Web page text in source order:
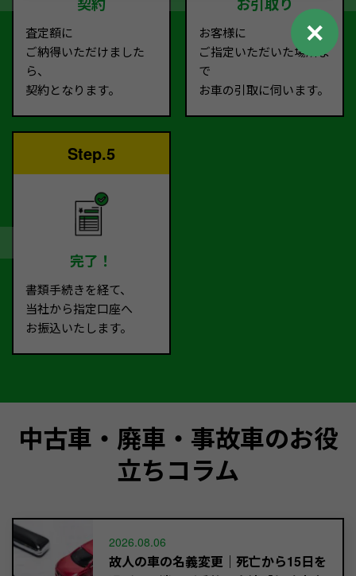
査定額に
ご納得いただけました
ら、
契約となります。
お客様に
ご指定いただいた場所ま
で
お車の引取に伺います。
Step.5
完了！
書類手続きを経て、
当社から指定口座へ
お振込いたします。
中古車・廃車・事故車のお役
立ちコラム
2026.08.06
故人の車の名義変更｜死亡から15日を
✕